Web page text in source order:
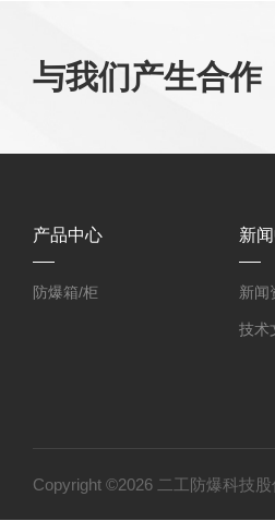
与我们产生合作
产品中心
防爆箱/柜
新
新闻
技术
Copyright ©2026 二工防爆科技